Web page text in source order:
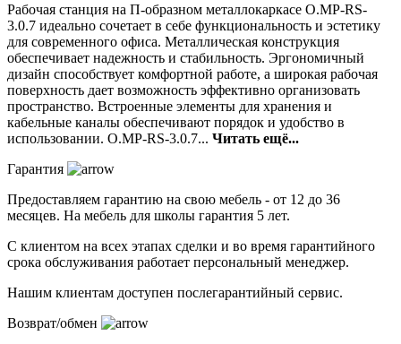
Рабочая станция на П-образном металлокаркасе O.MP-RS-
3.0.7 идеально сочетает в себе функциональность и эстетику
для современного офиса. Металлическая конструкция
обеспечивает надежность и стабильность. Эргономичный
дизайн способствует комфортной работе, а широкая рабочая
поверхность дает возможность эффективно организовать
пространство. Встроенные элементы для хранения и
кабельные каналы обеспечивают порядок и удобство в
использовании. O.MP-RS-3.0.7... Читать ещё...
Гарантия
Предоставляем гарантию на свою мебель - от 12 до 36
месяцев. На мебель для школы гарантия 5 лет.
С клиентом на всех этапах сделки и во время гарантийного
срока обслуживания работает персональный менеджер.
Нашим клиентам доступен послегарантийный сервис.
Возврат/обмен